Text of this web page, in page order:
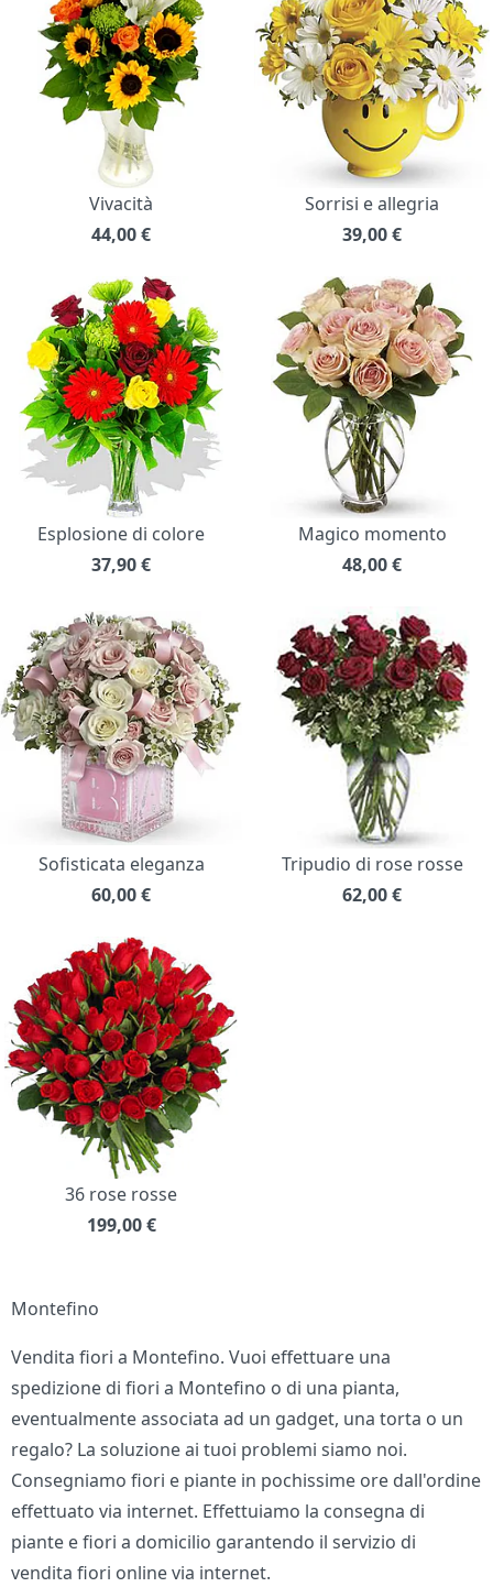
Vivacità
44,00€
Sorrisi e allegria
39,00€
Esplosione di colore
37,90€
Magico momento
48,00€
Sofisticata eleganza
60,00€
Tripudio di rose rosse
62,00€
36 rose rosse
199,00 €
Montefino
Vendita fiori a Montefino. Vuoi effettuare una
spedizione di fiori a Montefino o di una pianta,
eventualmente associata ad un gadget, una torta o un
regalo? La soluzione ai tuoi problemi siamo noi.
Consegniamo fiori e piante in pochissime ore dall'ordine
effettuato via internet. Effettuiamo la consegna di
piante e fiori a domicilio garantendo il servizio di
vendita fiori online via internet.